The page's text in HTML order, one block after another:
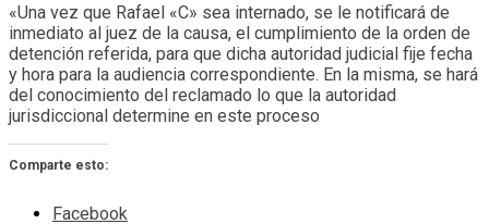
«Una vez que Rafael «C» sea internado, se le notificará de
inmediato al juez de la causa, el cumplimiento de la orden de
detención referida, para que dicha autoridad judicial fije fecha
y hora para la audiencia correspondiente. En la misma, se hará
del conocimiento del reclamado lo que la autoridad
jurisdiccional determine en este proceso
Comparte esto:
Facebook